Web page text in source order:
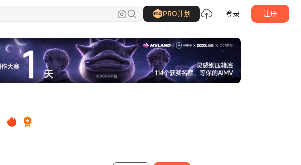
PRO计划 登录 注册
几何视界品牌設計 关注